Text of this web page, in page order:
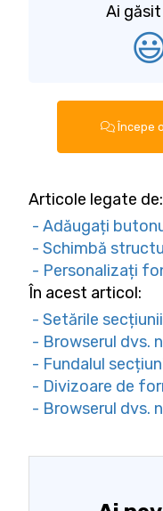
Ai
Începe
Articole legate de:
- Adăugați
- Schimbă
- Personalizați
În acest articol:
- Setările secțiunii
- Browserul dvs.
- Fundalul
- Divizoare de
- Browserul dvs.